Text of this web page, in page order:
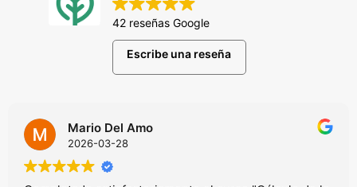
42 reseñas Google
Escribe una reseña
Mario Del Amo
2026-03-28